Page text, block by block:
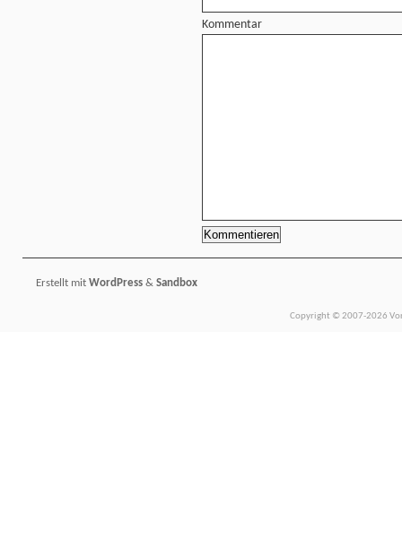
Kommentar
Erstellt mit WordPress & Sandbox
Copyright © 2007-2026